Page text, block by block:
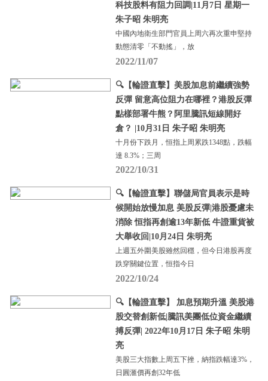
科技股料有阻力回調|11月7日 星期一
朱子昭 朱明亮
中國內地衛生部門官員上周六再次重申堅持
動態清零「不動搖」，放
2022/11/07
🔍【輪證直擊】美股加息前繼續強勢
反彈 留意高位阻力在哪裡？港股反彈
點樣部署牛熊？阿里騰訊短線開好
倉？ |10月31日 朱子昭 朱明亮
十月份下跌月，恒指上周累跌1348點，跌幅
達 8.3%；三周
2022/10/31
🔍【輪證直擊】聯儲局官員表示是時
候開始放慢加息 美股反彈|港股憂慮未
消除 恒指再創逾13年新低 牛證重貨被
大舉收回|10月24日 朱明亮
上週五外圍美股雖然回穩，但今日港股再度
跌穿關鍵位置，恒指今日
2022/10/24
🔍【輪證直擊】 加息預期升溫 美股港
股交替創新低|騰訊美團低位資金繼續
搏反彈| 2022年10月17日 朱子昭 朱明
亮
美股三大指數上周五下挫，納指跌幅達3%，
日圓滙價再創32年低